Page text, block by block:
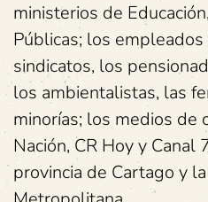
ministerios de
Públicas; los
sindicatos, los
los ambientalistas, las
minorías; los medios de
Nación, CR Hoy y Canal
provincia de Cartago y